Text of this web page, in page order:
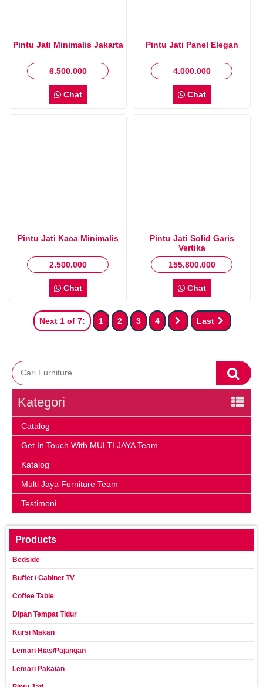
Pintu Jati Minimalis Jakarta
6.500.000
Chat
Pintu Jati Panel Elegan
4.000.000
Chat
Pintu Jati Kaca Minimalis
2.500.000
Chat
Pintu Jati Solid Garis
Vertika
155.800.000
Chat
Next 1 of 7: 1 2 3 4 Last
Kategori
Catalog
Get In Touch With MULTI JAYA Team
Katalog
Multi Jaya Furniture Team
Testimoni
Products
Bedside
Buffet / Cabinet TV
Coffee Table
Dipan Tempat Tidur
Kursi Makan
Lemari Hias/Pajangan
Lemari Pakaian